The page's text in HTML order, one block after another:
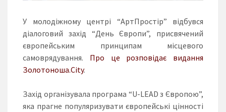
У молодіжному центрі “АртПростір” відбувся
діалоговий захід “День Європи”, присвячений
європейським принципам місцевого
самоврядування. Про це розповідає видання
Золотоноша.City.
Захід організувала програма “U-LEAD з Європою”,
яка прагне популяризувати європейські цінності